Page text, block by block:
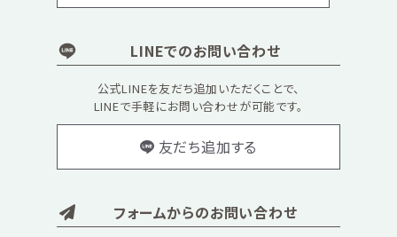
LINEでのお問い合わせ
公式LINEを友だち追加いただくことで、
LINEで手軽にお問い合わせが可能です。
友だち追加する
フォームからのお問い合わせ